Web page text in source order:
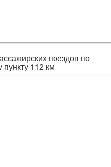
поездов по
пункту 112 км